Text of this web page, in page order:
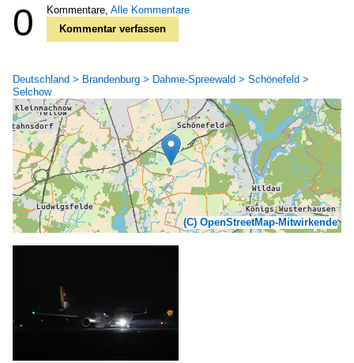
0 Kommentare, Alle Kommentare
Kommentar verfassen
Deutschland > Brandenburg > Dahme-Spreewald > Schönefeld >
Selchow
(C) OpenStreetMap-Mitwirkende